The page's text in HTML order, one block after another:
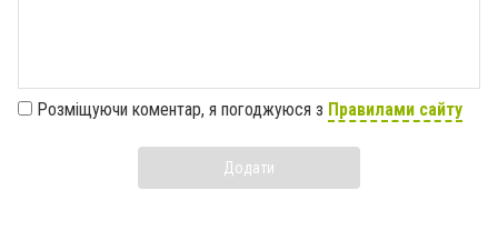
Розміщуючи коментар, я погоджуюся з Правилами сайту
Додати